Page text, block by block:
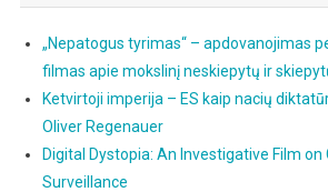
„Nepatogus tyrimas“ – apdovanojimas
filmas apie mokslinį neskiepytų ir
Ketvirtoji imperija – ES kaip nacių
Oliver Regenauer
Digital Dystopia: An Investigative Film on
Surveillance